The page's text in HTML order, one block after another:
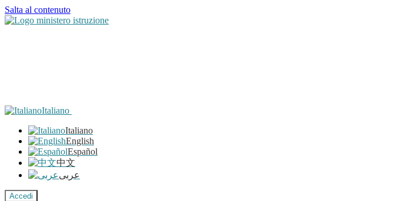
Salta al contenuto
Italiano
Italiano
English
Español
中文
عربى
Accedi